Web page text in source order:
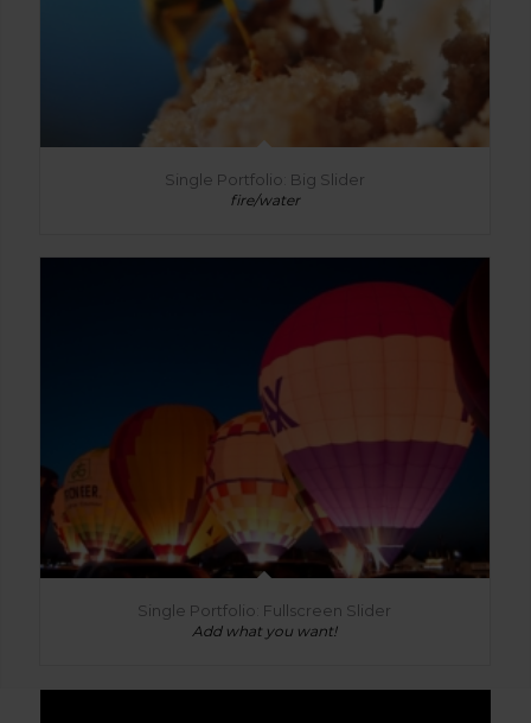
Single Portfolio: Big Slider
fire/water
Single Portfolio: Fullscreen Slider
Add what you want!